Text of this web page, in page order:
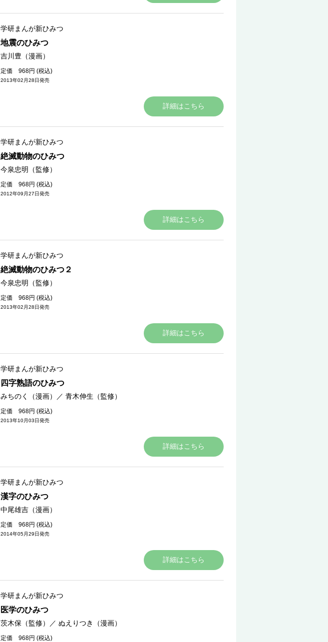
学研まんが新ひみつ
地震のひみつ
吉川豊（漫画）
定価 968円 (税込)
2013年02月28日発売
詳細はこちら
学研まんが新ひみつ
絶滅動物のひみつ
今泉忠明（監修）
定価 968円 (税込)
2012年09月27日発売
詳細はこちら
学研まんが新ひみつ
絶滅動物のひみつ２
今泉忠明（監修）
定価 968円 (税込)
2013年02月28日発売
詳細はこちら
学研まんが新ひみつ
四字熟語のひみつ
みちのく（漫画） ／ 青木伸生（監修）
定価 968円 (税込)
2013年10月03日発売
詳細はこちら
学研まんが新ひみつ
漢字のひみつ
中尾雄吉（漫画）
定価 968円 (税込)
2014年05月29日発売
詳細はこちら
学研まんが新ひみつ
医学のひみつ
茨木保（監修） ／ ぬえりつき（漫画）
定価 968円 (税込)